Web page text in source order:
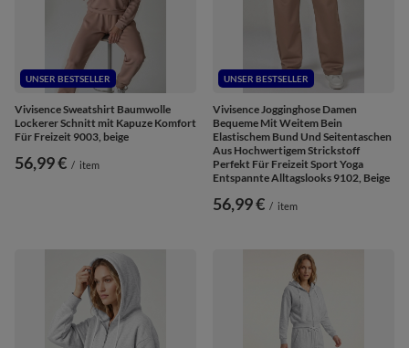
UNSER BESTSELLER
Vivisence Sweatshirt Baumwolle
Lockerer Schnitt mit Kapuze Komfort
Für Freizeit 9003, beige
56,99 € / item
UNSER BESTSELLER
Vivisence Jogginghose Damen
Bequeme Mit Weitem Bein
Elastischem Bund Und Seitentaschen
Aus Hochwertigem Strickstoff
Perfekt Für Freizeit Sport Yoga
Entspannte Alltagslooks 9102, Beige
56,99 € / item